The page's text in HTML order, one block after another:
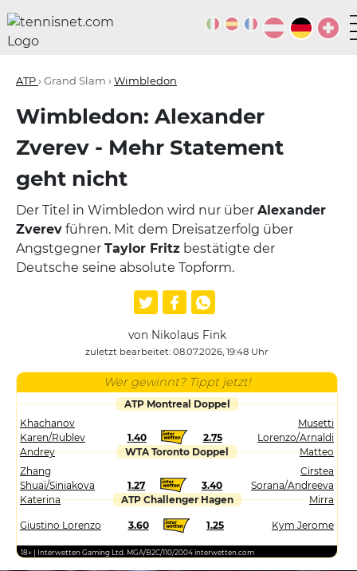
ATP› Grand Slam › Wimbledon
Wimbledon: Alexander
Zverev - Mehr Statement
geht nicht
Der Titel in Wimbledon wird nur über Alexander
Zverev führen. Mit dem Dreisatzerfolg über
Angstgegner Taylor Fritz bestätigte der
Deutsche seine absolute Topform.
von Nikolaus Fink
zuletzt bearbeitet: 08.07.2026, 19:48 Uhr
Wer gewinnt? Tippt jetzt!
ATP Montreal Doppel
Khachanov
Karen/Rublev
Andrey
1.40 2.75
Musetti
Lorenzo/Arnaldi
Matteo
WTA Toronto Doppel
Zhang
Shuai/Siniakova
Katerina
1.27 3.40
Cirstea
Sorana/Andreeva
Mirra
ATP Challenger Hagen
Giustino Lorenzo 3.60 1.25 Kym Jerome
18+ | Interwetten Gaming Ltd. MGA/B2C/110/2004 interwetten.com